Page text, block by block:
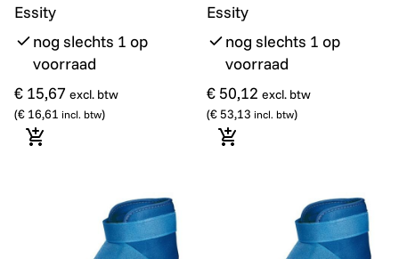
Essity
nog slechts 1 op
voorraad
€ 15,67 excl. btw
(€ 16,61 incl. btw)
In winkelmandje
Essity
nog slechts 1 op
voorraad
€ 50,12 excl. btw
(€ 53,13 incl. btw)
In winkelmandje